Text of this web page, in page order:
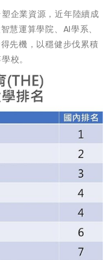
企業資源，近年陸續成
慧運算學院、AI學系、
先機，以穩健步伐累積
校。